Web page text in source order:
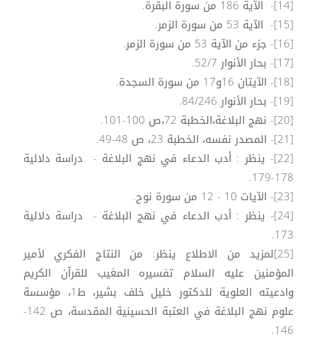
[14]- الآية 186 من سورة البقرة.
[15]- الآية 53 من سورة الزمر.
[16]- جزء من الآية 53 من سورة الزمر.
[17]- بحار الأنوار 52/7.
[18]- الآيتان 16و17 من سورة السجدة.
[19]- بحار الأنوار 84/246.
[20]- نهج البلاغة،الخطبة 72،ص 100-101.
[21]- المصدر نفسه، الخطبة 23، ص 48-49.
[22]- ينظر : أدب الدعاء في نهج البلاغة - دراسة دلالية
178-179.
[23]- الآيات 10 - 12 من سورة نوح.
[24]- ينظر : أدب الدعاء في نهج البلاغة - دراسة دلالية
173.
[25]لمزيد من الاطلاع ينظر: من النتاج الفكري لأمير
المؤمنين عليه السلام تفسيره المغيب للقرآن الكريم
وادعيته العلوية للدكتور خليل خلف بشير، ط1، مؤسسة
علوم نهج البلاغة في العتبة الحسينية المقدسة، ص 142-
146.